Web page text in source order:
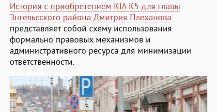
История с приобретением KIA K5 для главы
Энгельсского района Дмитрия Плеханова
представляет собой схему использования
формально правовых механизмов и
административного ресурса для минимизации
ответственности.